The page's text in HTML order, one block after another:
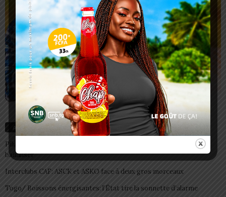
Articles récents
Pilule du lendemain : un recours d’urgence, pas une habitude à
banaliser
Interclubs CAF: ASCK et ASKO face à deux gros morceaux
Togo/ Boissons énergisantes: l’État tire la sonnette d’alarme